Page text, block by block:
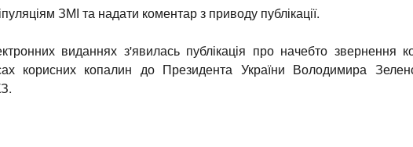
ЗМІ та надати коментар з приводу публікації.
виданнях з'явилась публікація про начебто звернення
корисних копалин до Президента України Володимира